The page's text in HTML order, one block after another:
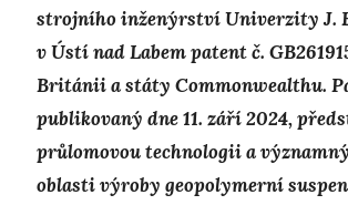
strojního inženýrství Univerzity J.
v Ústí nad Labem patent č.
Británii a státy Commonwealthu.
publikovaný dne 11. září 2024,
průlomovou technologii a
oblasti výroby geopolymerní